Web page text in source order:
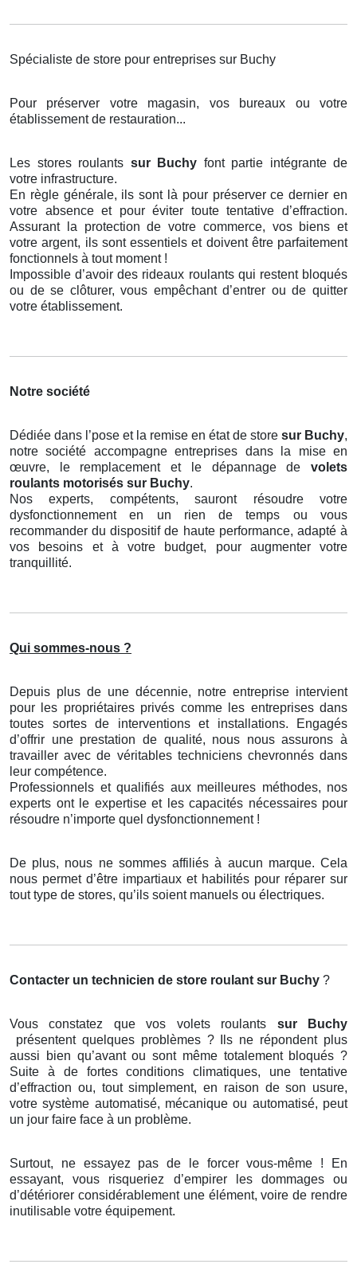
Spécialiste de store pour entreprises sur Buchy
Pour préserver votre magasin, vos bureaux ou votre
établissement de restauration...
Les stores roulants sur Buchy font partie intégrante de
votre infrastructure.
En règle générale, ils sont là pour préserver ce dernier en
votre absence et pour éviter toute tentative d’effraction.
Assurant la protection de votre commerce, vos biens et
votre argent, ils sont essentiels et doivent être parfaitement
fonctionnels à tout moment !
Impossible d’avoir des rideaux roulants qui restent bloqués
ou de se clôturer, vous empêchant d’entrer ou de quitter
votre établissement.
Notre société
Dédiée dans l’pose et la remise en état de store sur Buchy,
notre société accompagne entreprises dans la mise en
œuvre, le remplacement et le dépannage de volets
roulants motorisés sur Buchy.
Nos experts, compétents, sauront résoudre votre
dysfonctionnement en un rien de temps ou vous
recommander du dispositif de haute performance, adapté à
vos besoins et à votre budget, pour augmenter votre
tranquillité.
Qui sommes-nous ?
Depuis plus de une décennie, notre entreprise intervient
pour les propriétaires privés comme les entreprises dans
toutes sortes de interventions et installations. Engagés
d’offrir une prestation de qualité, nous nous assurons à
travailler avec de véritables techniciens chevronnés dans
leur compétence.
Professionnels et qualifiés aux meilleures méthodes, nos
experts ont le expertise et les capacités nécessaires pour
résoudre n’importe quel dysfonctionnement !
De plus, nous ne sommes affiliés à aucun marque. Cela
nous permet d’être impartiaux et habilités pour réparer sur
tout type de stores, qu’ils soient manuels ou électriques.
Contacter un technicien de store roulant sur Buchy ?
Vous constatez que vos volets roulants sur Buchy
présentent quelques problèmes ? Ils ne répondent plus
aussi bien qu’avant ou sont même totalement bloqués ?
Suite à de fortes conditions climatiques, une tentative
d’effraction ou, tout simplement, en raison de son usure,
votre système automatisé, mécanique ou automatisé, peut
un jour faire face à un problème.
Surtout, ne essayez pas de le forcer vous-même ! En
essayant, vous risqueriez d’empirer les dommages ou
d’détériorer considérablement une élément, voire de rendre
inutilisable votre équipement.